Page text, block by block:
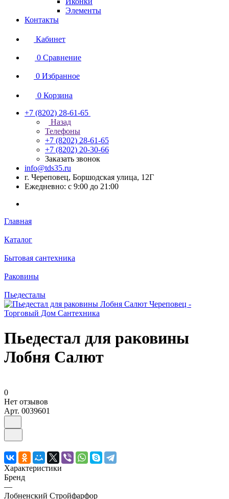
Элементы
Контакты
Кабинет
0 Сравнение
0 Избранное
0 Корзина
+7 (8202) 28‑61-65
Назад
Телефоны
+7 (8202) 28‑61-65
+7 (8202) 20‑30-66
Заказать звонок
info@tds35.ru
г. Череповец, Боршодская улица, 12Г
Ежедневно: с 9:00 до 21:00
Главная
Каталог
Бытовая сантехника
Раковины
Пьедесталы
Пьедестал для раковины
Лобня Салют
0
Нет отзывов
Арт. 0039601
Характеристики
Бренд
—
Лобненский Стройфарфор